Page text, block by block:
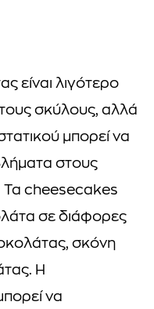
είναι λιγότερο
σκύλους, αλλά
μπορεί να
στους
Τα cheesecakes
σε διάφορες
σκόνη
Η
να